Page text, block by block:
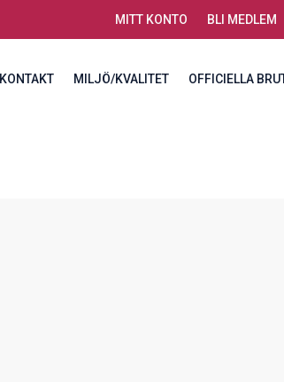
MITT KONTO BLI MEDLEM
KONTAKT MILJÖ/KVALITET OFFICIELLA